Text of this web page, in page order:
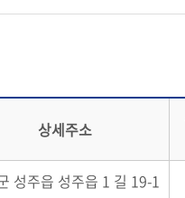
상세주소
성주읍 성주읍 1 길 19-1